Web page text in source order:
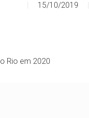
15/10/2019
Rio em 2020